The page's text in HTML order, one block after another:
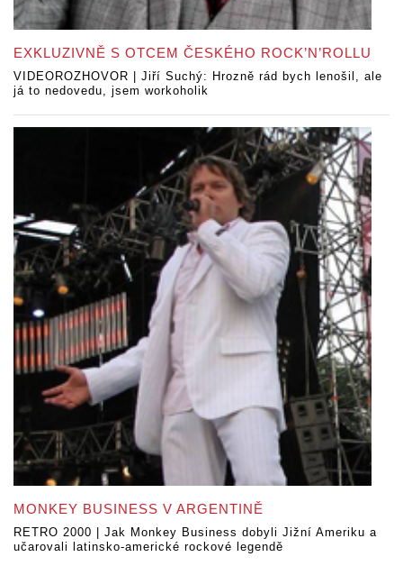
EXKLUZIVNĚ S OTCEM ČESKÉHO ROCK’N’ROLLU
VIDEOROZHOVOR | Jiří Suchý: Hrozně rád bych lenošil, ale
já to nedovedu, jsem workoholik
MONKEY BUSINESS V ARGENTINĚ
RETRO 2000 | Jak Monkey Business dobyli Jižní Ameriku a
učarovali latinsko-americké rockové legendě